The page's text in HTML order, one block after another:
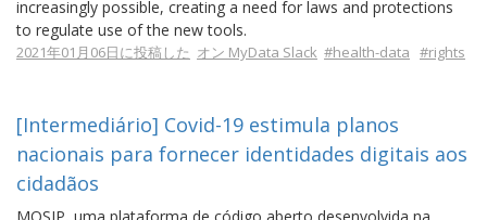
increasingly possible, creating a need for laws and protections
to regulate use of the new tools.
2021年01月06日に投稿した オン MyData Slack #health-data #rights
[Intermediário] Covid-19 estimula planos
nacionais para fornecer identidades digitais aos
cidadãos